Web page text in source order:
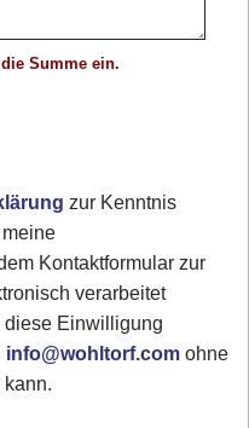
Summe ein.
zur Kenntnis
Kontaktformular zur
verarbeitet
Einwilligung
info@wohltorf.comohne